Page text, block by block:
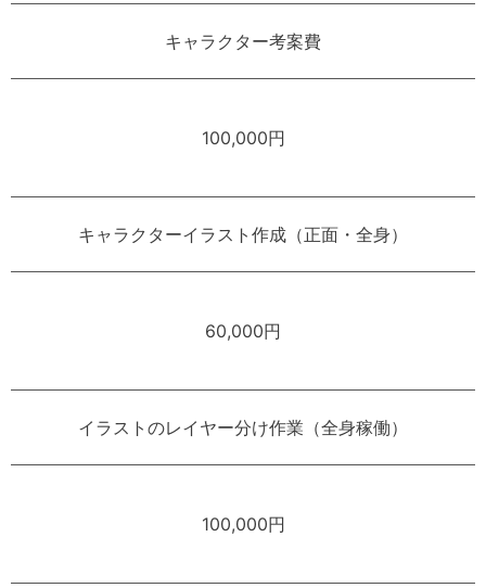
キャラクター考案費
100,000円
キャラクターイラスト作成（正面・全身）
60,000円
イラストのレイヤー分け作業（全身稼働）
100,000円